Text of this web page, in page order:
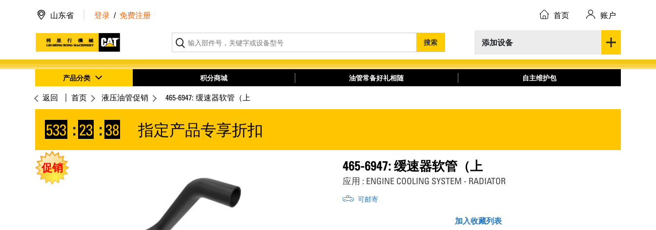
添加设备
搜索
山东省 登录 / 免费注册 首页 账户
产品分类 积分商城 油管常备好礼相随 自主维护包
返回 首页 液压油管促销 465-6947: 缓速器软管（上
533 : 23 :37 指定产品专享折扣
促销 465-6947: 缓速器软管（上
应用 : ENGINE COOLING SYSTEM - RADIATOR
可邮寄
加入收藏列表